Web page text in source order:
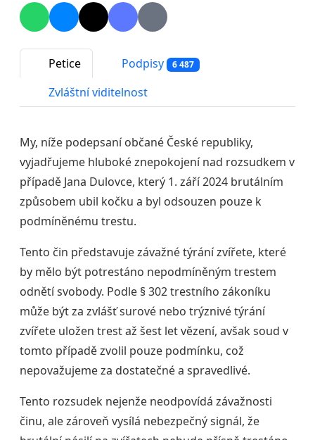
Petice Podpisy 6 487
Zvláštní viditelnost
My, níže podepsaní občané České republiky,
vyjadřujeme hluboké znepokojení nad rozsudkem v
případě Jana Dulovce, který 1. září 2024 brutálním
způsobem ubil kočku a byl odsouzen pouze k
podmíněnému trestu.
Tento čin představuje závažné týrání zvířete, které
by mělo být potrestáno nepodmíněným trestem
odnětí svobody. Podle § 302 trestního zákoníku
může být za zvlášť surové nebo trýznivé týrání
zvířete uložen trest až šest let vězení, avšak soud v
tomto případě zvolil pouze podmínku, což
nepovažujeme za dostatečné a spravedlivé.
Tento rozsudek nejenže neodpovídá závažnosti
činu, ale zároveň vysílá nebezpečný signál, že